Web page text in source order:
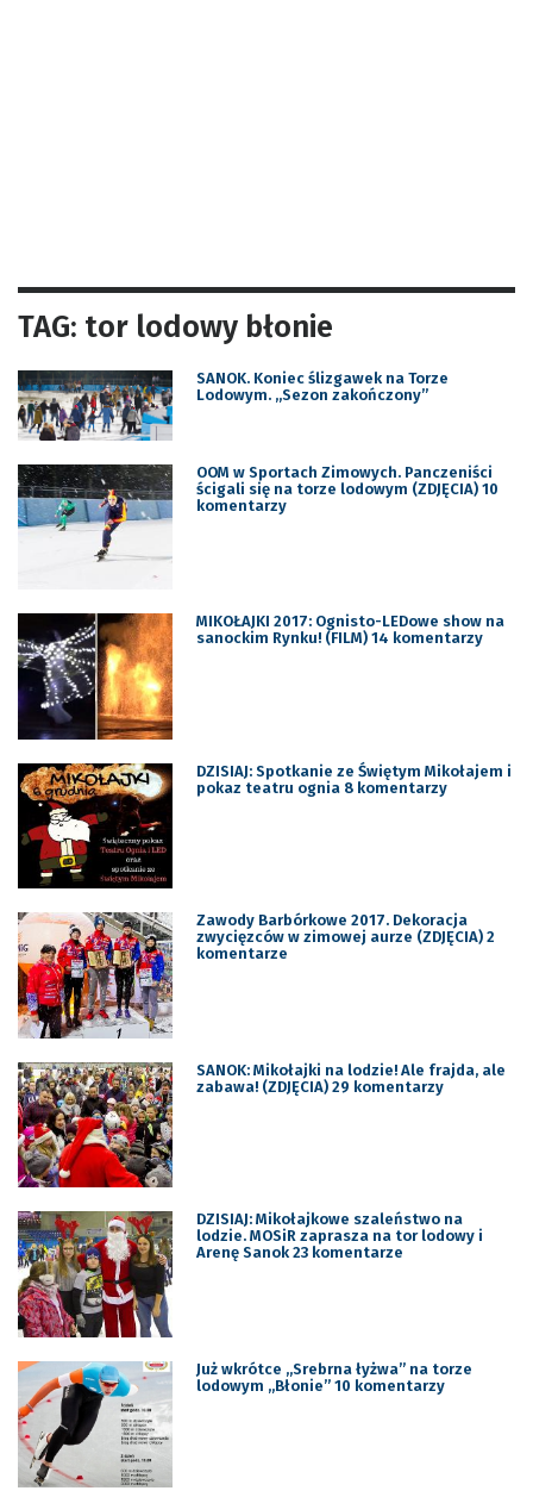
TAG: tor lodowy błonie
SANOK. Koniec ślizgawek na Torze
Lodowym. „Sezon zakończony”
OOM w Sportach Zimowych. Panczeniści
ścigali się na torze lodowym (ZDJĘCIA) 10
komentarzy
MIKOŁAJKI 2017: Ognisto-LEDowe show na
sanockim Rynku! (FILM) 14 komentarzy
DZISIAJ: Spotkanie ze Świętym Mikołajem i
pokaz teatru ognia 8 komentarzy
Zawody Barbórkowe 2017. Dekoracja
zwycięzców w zimowej aurze (ZDJĘCIA) 2
komentarze
SANOK: Mikołajki na lodzie! Ale frajda, ale
zabawa! (ZDJĘCIA) 29 komentarzy
DZISIAJ: Mikołajkowe szaleństwo na
lodzie. MOSiR zaprasza na tor lodowy i
Arenę Sanok 23 komentarze
Już wkrótce „Srebrna łyżwa” na torze
lodowym „Błonie” 10 komentarzy